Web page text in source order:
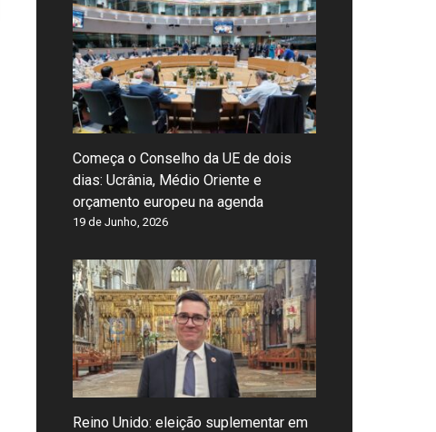
Começa o Conselho da UE de dois
dias: Ucrânia, Médio Oriente e
orçamento europeu na agenda
19 de Junho, 2026
Reino Unido: eleição suplementar em